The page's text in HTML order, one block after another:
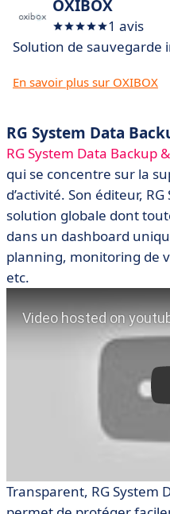
OXIBOX
1 avis
Solution de sauvegarde
En savoir plus sur OXIBOX
RG System Data
RG System Data Backup
qui se concentre sur la
d’activité. Son éditeur,
solution globale dont
dans un dashboard
planning, monitoring de
etc.
Transparent, RG System